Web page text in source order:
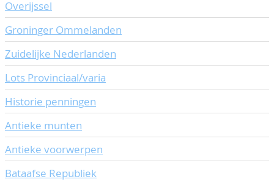
Overijssel
Groninger Ommelanden
Zuidelijke Nederlanden
Lots Provinciaal/varia
Historie penningen
Antieke munten
Antieke voorwerpen
Bataafse Republiek